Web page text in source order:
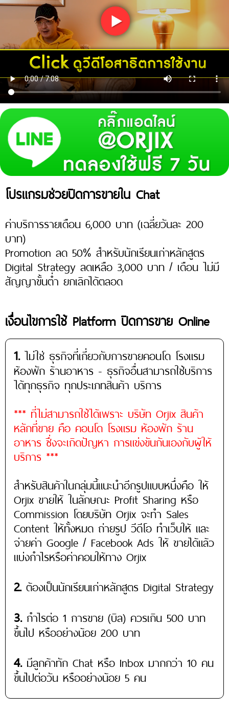
โปรแกรมช่วยปิดการขายใน Chat
ค่าบริการรายเดือน 6,000 บาท (เฉลี่ยวันละ 200
บาท)
Promotion ลด 50% สำหรับนักเรียนเก่าหลักสูตร
Digital Strategy ลดเหลือ 3,000 บาท / เดือน ไม่มี
สัญญาขั้นต่ำ ยกเลิกได้ตลอด
เงื่อนไขการใช้ Platform ปิดการขาย Online
1.ไม่ใช่ ธุรกิจที่เกี่ยวกับการขายคอนโด โรงแรม
ห้องพัก ร้านอาหาร - ธุรกิจอื่นสามารถใช้บริการ
ได้ทุกธุรกิจ ทุกประเภทสินค้า บริการ
*** ที่ไม่สามารถใช้ได้เพราะ บริษัท Orjix สินค้า
หลักที่ขาย คือ คอนโด โรงแรม ห้องพัก ร้าน
อาหาร ซึ่งจะเกิดปัญหา การแข่งขันกันเองกับผู้ให้
บริการ ***
สำหรับสินค้าในกลุ่มนี้แนะนำอีกรูปแบบหนึ่งคือ ให้
Orjix ขายให้ ในลักษณะ Profit Sharing หรือ
Commission โดยบริษัท Orjix จะทำ Sales
Content ให้ทั้งหมด ถ่ายรูป วีดีโอ ทำเว็บให้ และ
จ่ายค่า Google / Facebook Ads ให้ ขายได้แล้ว
แบ่งกำไรหรือค่าคอมให้ทาง Orjix
2.ต้องเป็นนักเรียนเก่าหลักสูตร Digital Strategy
3.กำไรต่อ 1 การขาย (บิล) ควรเกิน 500 บาท
ขึ้นไป หรืออย่างน้อย 200 บาท
4.มีลูกค้าทัก Chat หรือ Inbox มากกว่า 10 คน
ขึ้นไปต่อวัน หรืออย่างน้อย 5 คน